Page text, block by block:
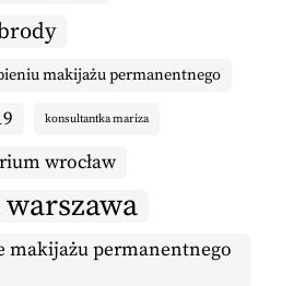
makijażu permanentnego
konsultantka mariza
wrocław
makijażu permanentnego